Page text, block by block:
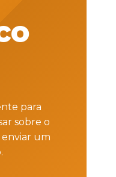
para
sobre o
enviar um